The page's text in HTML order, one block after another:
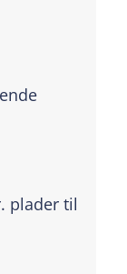
plader til